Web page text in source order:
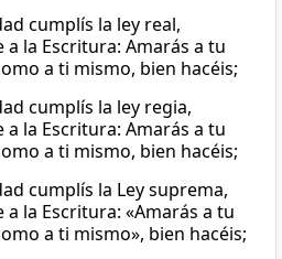
cumplís la ley real,
la Escritura: Amarás a tu
a ti mismo, bien hacéis;
cumplís la ley regia,
la Escritura: Amarás a tu
a ti mismo, bien hacéis;
cumplís la Ley suprema,
la Escritura: «Amarás a tu
a ti mismo», bien hacéis;